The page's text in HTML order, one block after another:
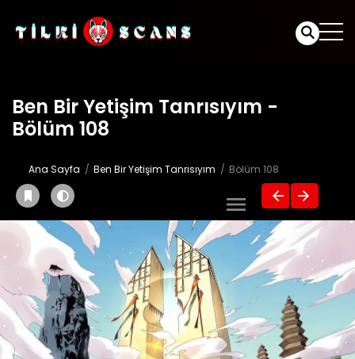
Ben Bir Yetişim Tanrısıyım -
Bölüm 108
Ana Sayfa Ben Bir Yetişim Tanrısıyım Bölüm 108